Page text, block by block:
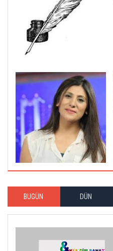
BUGÜN DÜN